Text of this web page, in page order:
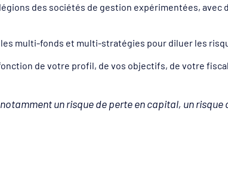
des sociétés de gestion expérimentées,
multi-fonds et multi-stratégies pour diluer les
de votre profil, de vos objectifs, de votre
un risque de perte en capital, un